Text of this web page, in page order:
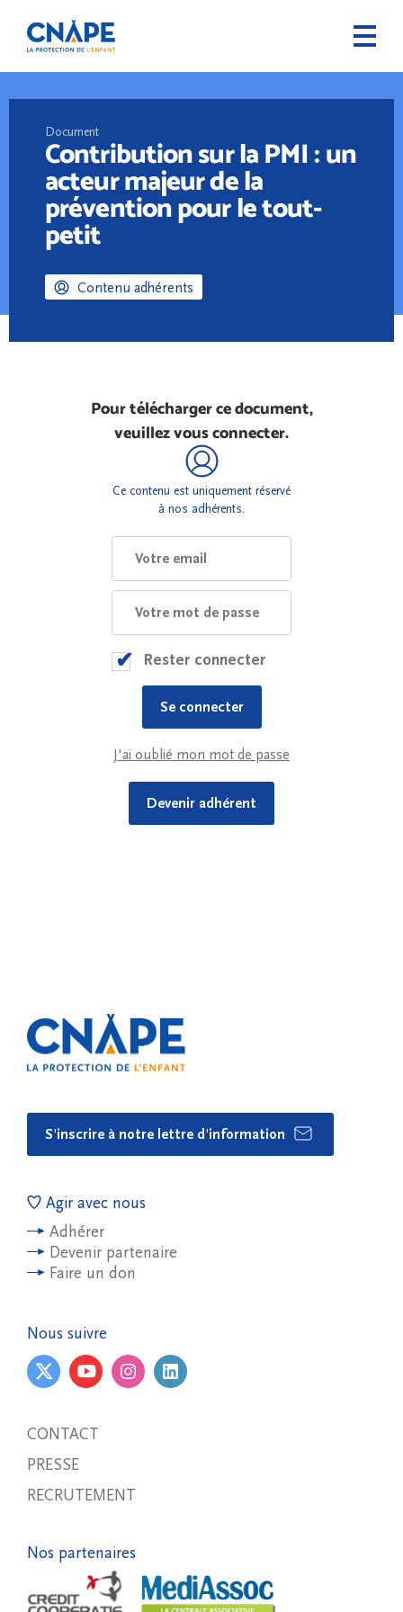
Document
Contribution sur la PMI : un
acteur majeur de la
prévention pour le tout-
petit
Contenu adhérents
Pour télécharger ce document,
veuillez vous connecter.
Ce contenu est uniquement réservé
à nos adhérents.
Rester connecter
J'ai oublié mon mot de passe
Devenir adhérent
S'inscrire à notre lettre d'information
Agir avec nous
Adhérer
Devenir partenaire
Faire un don
Nous suivre
CONTACT
PRESSE
RECRUTEMENT
Nos partenaires